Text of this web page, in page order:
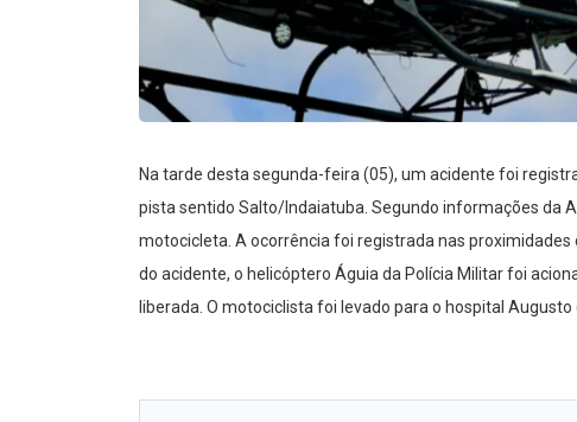
Na tarde desta segunda-feira (05), um acidente foi
pista sentido Salto/Indaiatuba. Segundo informações da
motocicleta. A ocorrência foi registrada nas
do acidente, o helicóptero Águia da Polícia Militar foi
liberada. O motociclista foi levado para o hospital Augusto